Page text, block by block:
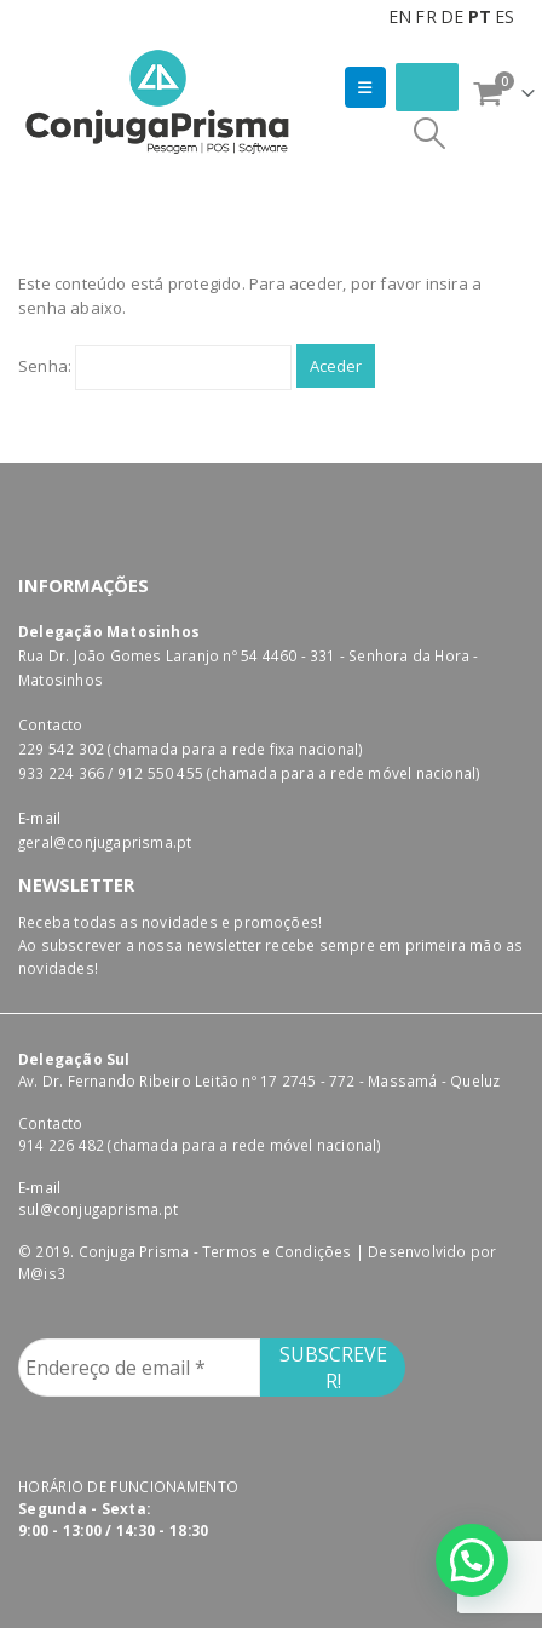
EN FR DE PT ES
0
Este conteúdo está protegido. Para aceder, por favor insira a
senha abaixo.
Senha:
INFORMAÇÕES
Delegação Matosinhos
Rua Dr. João Gomes Laranjo nº 54 4460 - 331 - Senhora da Hora -
Matosinhos
Contacto
229 542 302 (chamada para a rede fixa nacional)
933 224 366 / 912 550 455 (chamada para a rede móvel nacional)
E-mail
geral@conjugaprisma.pt
NEWSLETTER
Receba todas as novidades e promoções!
Ao subscrever a nossa newsletter recebe sempre em primeira mão as
novidades!
Delegação Sul
Av. Dr. Fernando Ribeiro Leitão nº 17 2745 - 772 - Massamá - Queluz
Contacto
914 226 482 (chamada para a rede móvel nacional)
E-mail
sul@conjugaprisma.pt
© 2019. Conjuga Prisma -Termos e Condições | Desenvolvido por
M@is3
HORÁRIO DE FUNCIONAMENTO
Segunda - Sexta:
9:00 - 13:00 / 14:30 - 18:30